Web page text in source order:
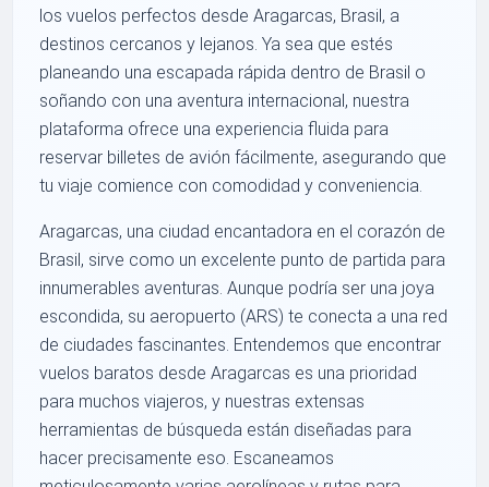
los vuelos perfectos desde Aragarcas, Brasil, a
destinos cercanos y lejanos. Ya sea que estés
planeando una escapada rápida dentro de Brasil o
soñando con una aventura internacional, nuestra
plataforma ofrece una experiencia fluida para
reservar billetes de avión fácilmente, asegurando que
tu viaje comience con comodidad y conveniencia.
Aragarcas, una ciudad encantadora en el corazón de
Brasil, sirve como un excelente punto de partida para
innumerables aventuras. Aunque podría ser una joya
escondida, su aeropuerto (ARS) te conecta a una red
de ciudades fascinantes. Entendemos que encontrar
vuelos baratos desde Aragarcas es una prioridad
para muchos viajeros, y nuestras extensas
herramientas de búsqueda están diseñadas para
hacer precisamente eso. Escaneamos